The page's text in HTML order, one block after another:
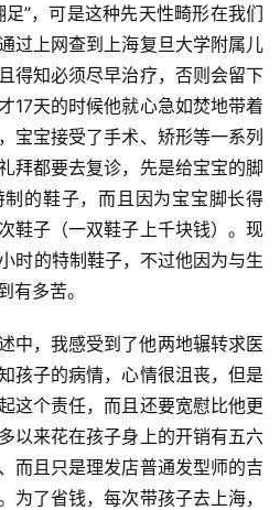
”，可是这种先天性畸形在我们
过上网查到上海复旦大学附属儿
得知必须尽早治疗，否则会留下
17天的时候他就心急如焚地带着
宝宝接受了手术、矫形等一系列
拜都要去复诊，先是给宝宝的脚
制的鞋子，而且因为宝宝脚长得
鞋子（一双鞋子上千块钱）。现
时的特制鞋子，不过他因为与生
有多苦。
中，我感受到了他两地辗转求医
孩子的病情，心情很沮丧，但是
这个责任，而且还要宽慰比他更
以来花在孩子身上的开销有五六
而且只是理发店普通发型师的吉
为了省钱，每次带孩子去上海，